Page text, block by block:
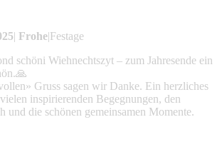
| Frohe|Festage
schöni Wiehnechtszyt – zum Jahresende ein
Gruss sagen wir Danke. Ein herzliches
inspirierenden Begegnungen, den
und die schönen gemeinsamen Momente.